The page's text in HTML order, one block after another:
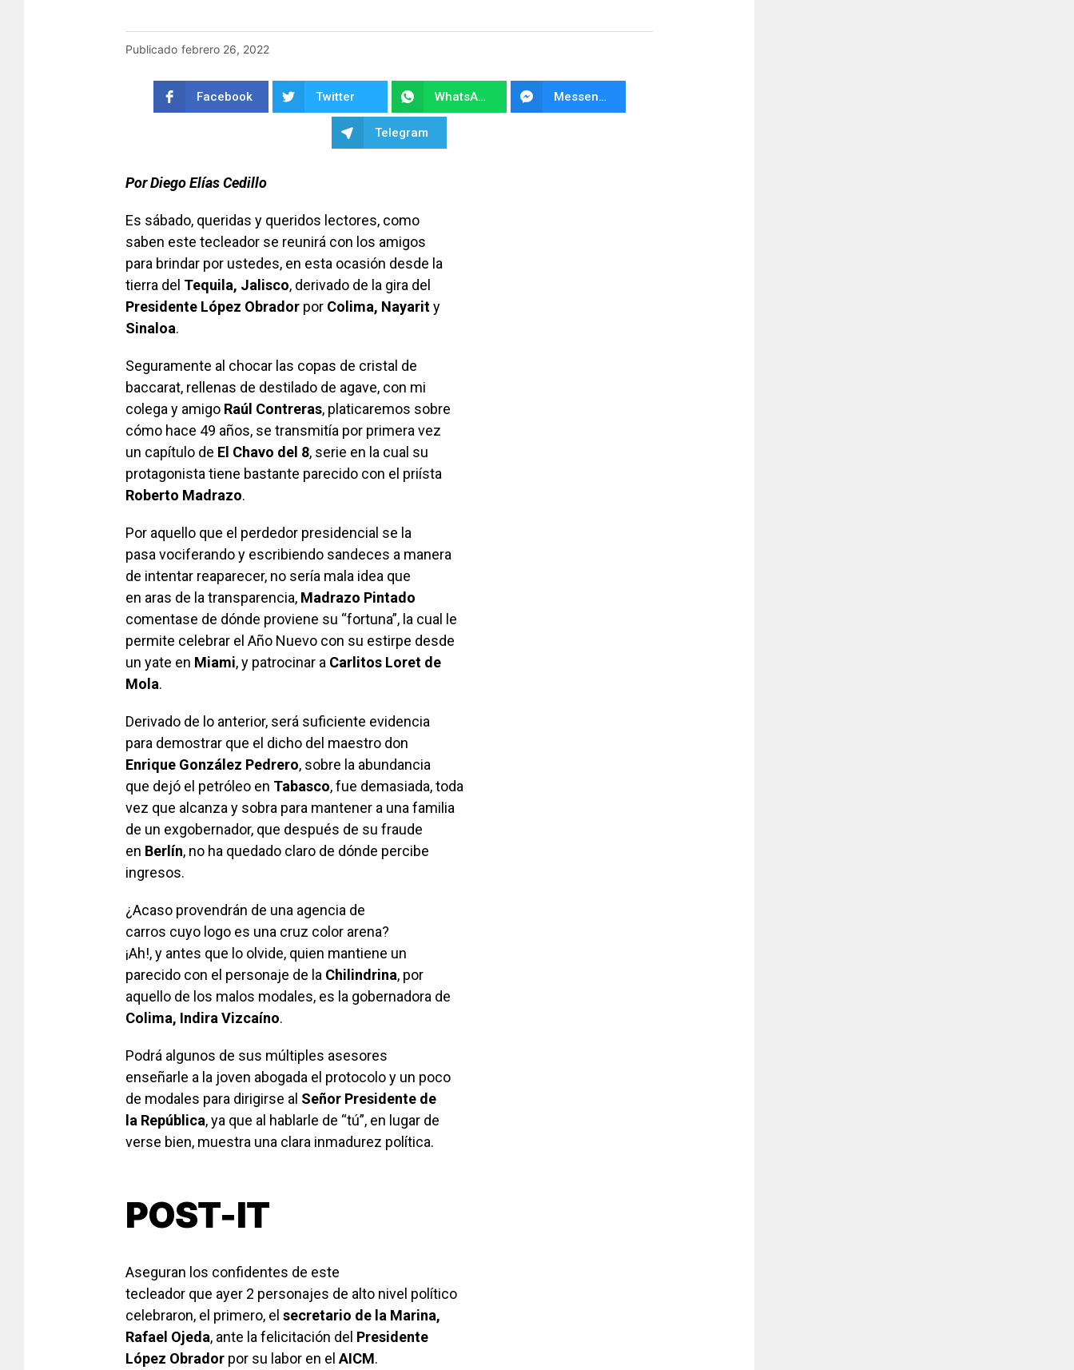
Publicado febrero 26, 2022
Facebook Twitter WhatsApp Messenger
Telegram
Por Diego Elías Cedillo
Es sábado, queridas y queridos lectores, como
saben este tecleador se reunirá con los amigos
para brindar por ustedes, en esta ocasión desde la
tierra del Tequila, Jalisco, derivado de la gira del
Presidente López Obrador por Colima, Nayarity
Sinaloa.
Seguramente al chocar las copas de cristal de
baccarat, rellenas de destilado de agave, con mi
colega y amigo Raúl Contreras, platicaremos sobre
cómo hace 49 años, se transmitía por primera vez
un capítulo de El Chavo del 8, serie en la cual su
protagonista tiene bastante parecido con el priísta
Roberto Madrazo.
Por aquello que el perdedor presidencial se la
pasa vociferando y escribiendo sandeces a manera
de intentar reaparecer, no sería mala idea que
en aras de la transparencia, Madrazo Pintado
comentase de dónde proviene su “fortuna”, la cual le
permite celebrar el Año Nuevo con su estirpe desde
un yate en Miami, y patrocinar a Carlitos Loret de
Mola.
Derivado de lo anterior, será suficiente evidencia
para demostrar que el dicho del maestro don
Enrique González Pedrero, sobre la abundancia
que dejó el petróleo en Tabasco, fue demasiada, toda
vez que alcanza y sobra para mantener a una familia
de un exgobernador, que después de su fraude
en Berlín, no ha quedado claro de dónde percibe
ingresos.
¿Acaso provendrán de una agencia de
carros cuyo logo es una cruz color arena?
¡Ah!, y antes que lo olvide, quien mantiene un
parecido con el personaje de la Chilindrina, por
aquello de los malos modales, es la gobernadora de
Colima, Indira Vizcaíno.
Podrá algunos de sus múltiples asesores
enseñarle a la joven abogada el protocolo y un poco
de modales para dirigirse al Señor Presidente de
la República, ya que al hablarle de “tú”, en lugar de
verse bien, muestra una clara inmadurez política.
POST-IT
Aseguran los confidentes de este
tecleador que ayer 2 personajes de alto nivel político
celebraron, el primero, el secretario de la Marina,
Rafael Ojeda, ante la felicitación del Presidente
López Obrador por su labor en el AICM.